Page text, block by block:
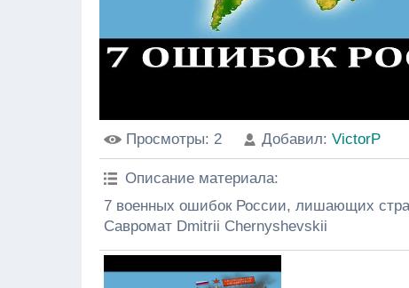
Просмотры: 2 Добавил: VictorP
Описание материала:
7 военных ошибок России, лишающих
Савромат Dmitrii Chernyshevskii